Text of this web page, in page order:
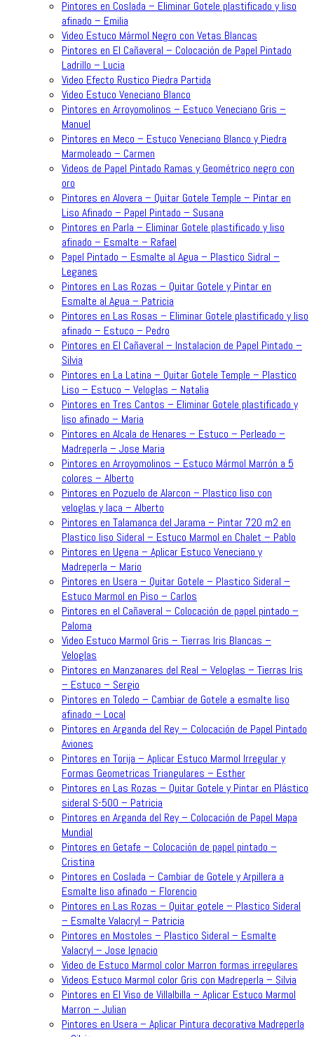
Pintores en Coslada – Eliminar Gotele plastificado y liso
afinado – Emilia
Video Estuco Mármol Negro con Vetas Blancas
Pintores en El Cañaveral – Colocación de Papel Pintado
Ladrillo – Lucia
Video Efecto Rustico Piedra Partida
Video Estuco Veneciano Blanco
Pintores en Arroyomolinos – Estuco Veneciano Gris –
Manuel
Pintores en Meco – Estuco Veneciano Blanco y Piedra
Marmoleado – Carmen
Videos de Papel Pintado Ramas y Geométrico negro con
oro
Pintores en Alovera – Quitar Gotele Temple – Pintar en
Liso Afinado – Papel Pintado – Susana
Pintores en Parla – Eliminar Gotele plastificado y liso
afinado – Esmalte – Rafael
Papel Pintado – Esmalte al Agua – Plastico Sidral –
Leganes
Pintores en Las Rozas – Quitar Gotele y Pintar en
Esmalte al Agua – Patricia
Pintores en Las Rosas – Eliminar Gotele plastificado y liso
afinado – Estuco – Pedro
Pintores en El Cañaveral – Instalacion de Papel Pintado –
Silvia
Pintores en La Latina – Quitar Gotele Temple – Plastico
Liso – Estuco – Veloglas – Natalia
Pintores en Tres Cantos – Eliminar Gotele plastificado y
liso afinado – Maria
Pintores en Alcala de Henares – Estuco – Perleado –
Madreperla – Jose Maria
Pintores en Arroyomolinos – Estuco Mármol Marrón a 5
colores – Alberto
Pintores en Pozuelo de Alarcon – Plastico liso con
veloglas y laca – Alberto
Pintores en Talamanca del Jarama – Pintar 720 m2 en
Plastico liso Sideral – Estuco Marmol en Chalet – Pablo
Pintores en Ugena – Aplicar Estuco Veneciano y
Madreperla – Mario
Pintores en Usera – Quitar Gotele – Plastico Sideral –
Estuco Marmol en Piso – Carlos
Pintores en el Cañaveral – Colocación de papel pintado –
Paloma
Video Estuco Marmol Gris – Tierras Iris Blancas –
Veloglas
Pintores en Manzanares del Real – Veloglas – Tierras Iris
– Estuco – Sergio
Pintores en Toledo – Cambiar de Gotele a esmalte liso
afinado – Local
Pintores en Arganda del Rey – Colocación de Papel Pintado
Aviones
Pintores en Torija – Aplicar Estuco Marmol Irregular y
Formas Geometricas Triangulares – Esther
Pintores en Las Rozas – Quitar Gotele y Pintar en Plástico
sideral S-500 – Patricia
Pintores en Arganda del Rey – Colocación de Papel Mapa
Mundial
Pintores en Getafe – Colocación de papel pintado –
Cristina
Pintores en Coslada – Cambiar de Gotele y Arpillera a
Esmalte liso afinado – Florencio
Pintores en Las Rozas – Quitar gotele – Plastico Sideral
– Esmalte Valacryl – Patricia
Pintores en Mostoles – Plastico Sideral – Esmalte
Valacryl – Jose Ignacio
Video de Estuco Marmol color Marron formas irregulares
Videos Estuco Marmol color Gris con Madreperla – Silvia
Pintores en El Viso de Villalbilla – Aplicar Estuco Marmol
Marron – Julian
Pintores en Usera – Aplicar Pintura decorativa Madreperla